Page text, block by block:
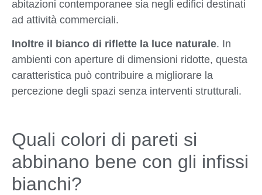
abitazioni contemporanee sia negli edifici destinati
ad attività commerciali.
Inoltre il bianco di riflette la luce naturale. In
ambienti con aperture di dimensioni ridotte, questa
caratteristica può contribuire a migliorare la
percezione degli spazi senza interventi strutturali.
Quali colori di pareti si
abbinano bene con gli infissi
bianchi?